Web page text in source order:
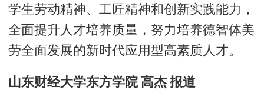
学生劳动精神、工匠精神和创新实践能力，
全面提升人才培养质量，努力培养德智体美
劳全面发展的新时代应用型高素质人才。
山东财经大学东方学院 高杰 报道